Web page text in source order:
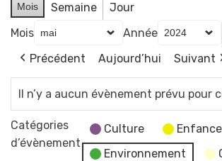
Mois Semaine
Jour
Mois
Année
Précédent
Aujourd’hui Suivant
Il n’y a aucun évènement prévu pour
Catégories
d’évènement
Culture
Environnement